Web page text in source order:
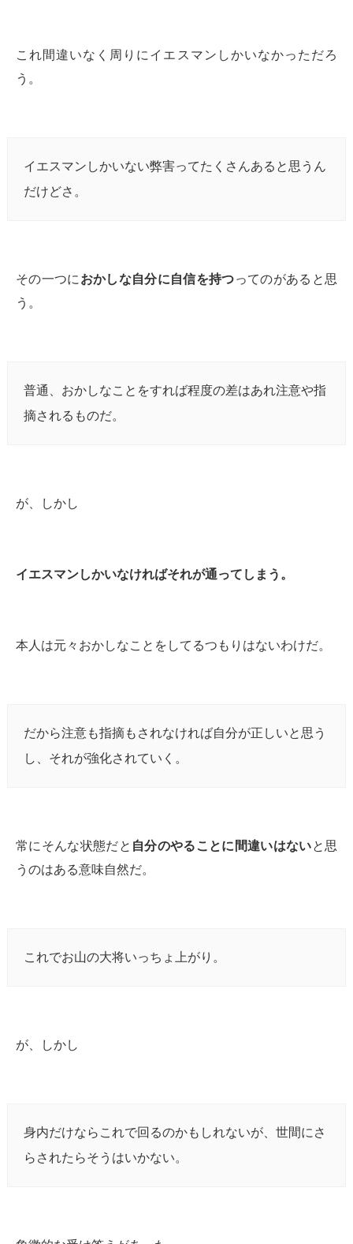
これ間違いなく周りにイエスマンしかいなかっただろ
う。
イエスマンしかいない弊害ってたくさんあると思うん
だけどさ。
その一つに おかしな自分に自信を持つってのがあると思
う。
普通、おかしなことをすれば程度の差はあれ注意や指
摘されるものだ。
が、しかし
イエスマンしかいなければそれが通ってしまう。
本人は元々おかしなことをしてるつもりはないわけだ。
だから注意も指摘もされなければ自分が正しいと思う
し、それが強化されていく。
常にそんな状態だと 自分のやることに間違いはないと思
うのはある意味自然だ。
これでお山の大将いっちょ上がり。
が、しかし
身内だけならこれで回るのかもしれないが、世間にさ
らされたらそうはいかない。